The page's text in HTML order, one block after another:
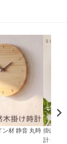
ン材 静音 丸時 掛け時
計